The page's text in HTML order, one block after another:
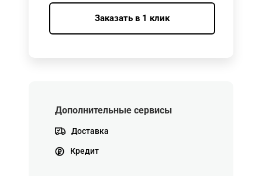
Заказать в 1 клик
Дополнительные сервисы
Доставка
Кредит